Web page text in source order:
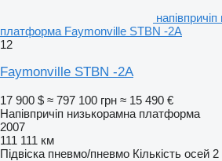
платформа Faymonville STBN -2A
12
Faymonville STBN -2A
17 900 $ ≈ 797 100 грн ≈ 15 490 €
Напівпричіп низькорамна платформа
2007
111 111 км
Підвіска пневмо/пневмо Кількість осей 2